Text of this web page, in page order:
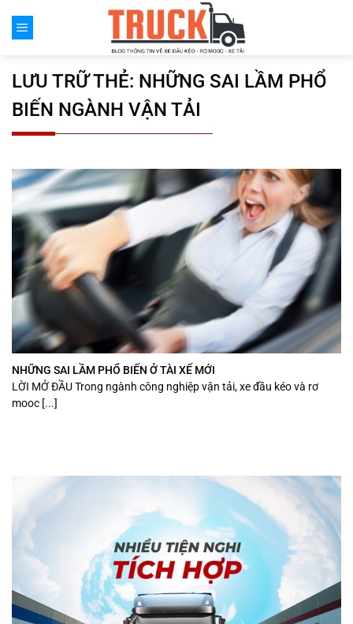
đến
LƯU TRỮ THẺ: NHỮNG SAI LẦM PHỔ
BIẾN NGÀNH VẬN TẢI
NHỮNG SAI LẦM PHỔ BIẾN Ở TÀI XẾ MỚI
LỜI MỞ ĐẦU Trong ngành công nghiệp vận tải, xe đầu kéo và rơ
mooc [...]